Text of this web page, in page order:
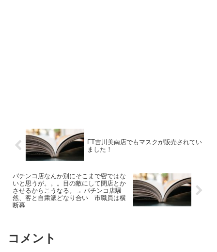
FT吉川美南店でもマスクが販売されてい
ました！
パチンコ店なんか別にそこまで密ではな
いと思うが。。。目の敵にして閉店とか
させるからこうなる。→ パチンコ店騒
然、客と自粛派どなり合い 市職員は横
断幕
コメント